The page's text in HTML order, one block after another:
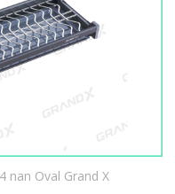
nan Oval Grand X